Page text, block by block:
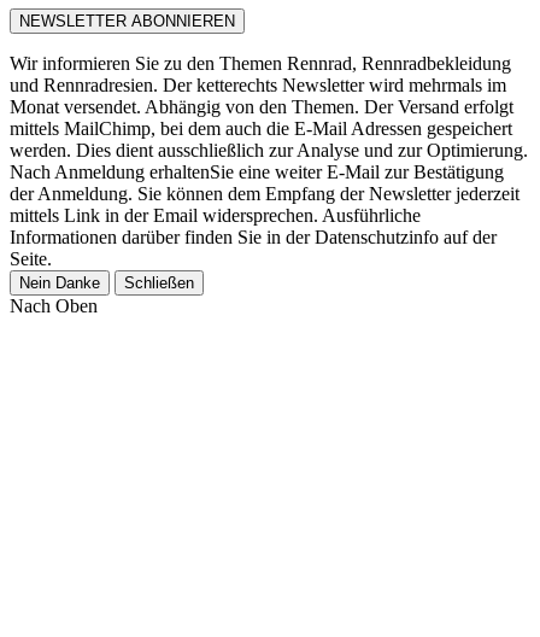
Wir informieren Sie zu den Themen Rennrad, Rennradbekleidung
und Rennradresien. Der ketterechts Newsletter wird mehrmals im
Monat versendet. Abhängig von den Themen. Der Versand erfolgt
mittels MailChimp, bei dem auch die E-Mail Adressen gespeichert
werden. Dies dient ausschließlich zur Analyse und zur Optimierung.
Nach Anmeldung erhaltenSie eine weiter E-Mail zur Bestätigung
der Anmeldung. Sie können dem Empfang der Newsletter jederzeit
mittels Link in der Email widersprechen. Ausführliche
Informationen darüber finden Sie in der Datenschutzinfo auf der
Seite.
Nein Danke Schließen
Nach Oben